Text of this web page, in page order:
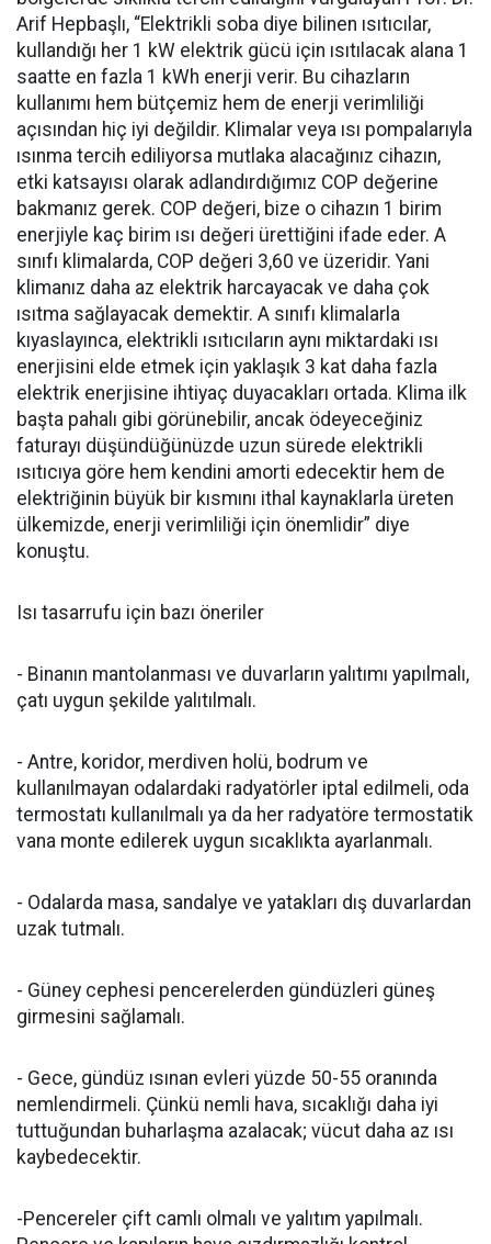
Arif Hepbaşlı, “Elektrikli soba diye bilinen ısıtıcılar,
kullandığı her 1 kW elektrik gücü için ısıtılacak alana 1
saatte en fazla 1 kWh enerji verir. Bu cihazların
kullanımı hem bütçemiz hem de enerji verimliliği
açısından hiç iyi değildir. Klimalar veya ısı pompalarıyla
ısınma tercih ediliyorsa mutlaka alacağınız cihazın,
etki katsayısı olarak adlandırdığımız COP değerine
bakmanız gerek. COP değeri, bize o cihazın 1 birim
enerjiyle kaç birim ısı değeri ürettiğini ifade eder. A
sınıfı klimalarda, COP değeri 3,60 ve üzeridir. Yani
klimanız daha az elektrik harcayacak ve daha çok
ısıtma sağlayacak demektir. A sınıfı klimalarla
kıyaslayınca, elektrikli ısıtıcıların aynı miktardaki ısı
enerjisini elde etmek için yaklaşık 3 kat daha fazla
elektrik enerjisine ihtiyaç duyacakları ortada. Klima ilk
başta pahalı gibi görünebilir, ancak ödeyeceğiniz
faturayı düşündüğünüzde uzun sürede elektrikli
ısıtıcıya göre hem kendini amorti edecektir hem de
elektriğinin büyük bir kısmını ithal kaynaklarla üreten
ülkemizde, enerji verimliliği için önemlidir” diye
konuştu.
Isı tasarrufu için bazı öneriler
- Binanın mantolanması ve duvarların yalıtımı yapılmalı,
çatı uygun şekilde yalıtılmalı.
- Antre, koridor, merdiven holü, bodrum ve
kullanılmayan odalardaki radyatörler iptal edilmeli, oda
termostatı kullanılmalı ya da her radyatöre termostatik
vana monte edilerek uygun sıcaklıkta ayarlanmalı.
- Odalarda masa, sandalye ve yatakları dış duvarlardan
uzak tutmalı.
- Güney cephesi pencerelerden gündüzleri güneş
girmesini sağlamalı.
- Gece, gündüz ısınan evleri yüzde 50-55 oranında
nemlendirmeli. Çünkü nemli hava, sıcaklığı daha iyi
tuttuğundan buharlaşma azalacak; vücut daha az ısı
kaybedecektir.
-Pencereler çift camlı olmalı ve yalıtım yapılmalı.